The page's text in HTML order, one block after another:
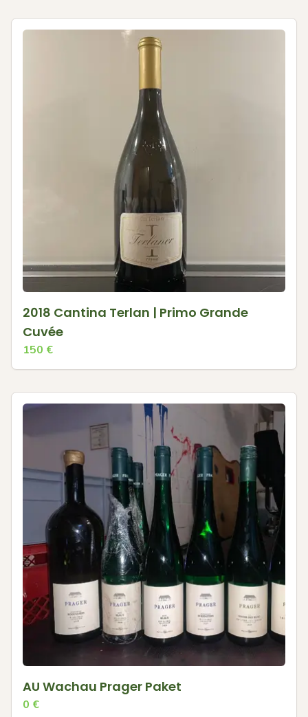
2018 Cantina Terlan | Primo Grande
Cuvée
150 €
AU Wachau Prager Paket
0 €